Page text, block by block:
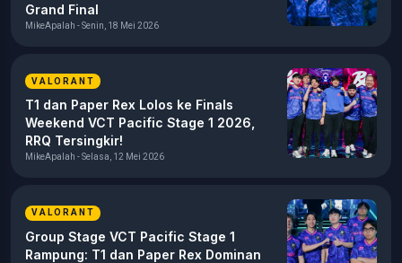
Grand Final
MikeApalah - Senin, 18 Mei 2026
VALORANT
T1 dan Paper Rex Lolos ke Finals
Weekend VCT Pacific Stage 1 2026,
RRQ Tersingkir!
MikeApalah - Selasa, 12 Mei 2026
VALORANT
Group Stage VCT Pacific Stage 1
Rampung: T1 dan Paper Rex Dominan